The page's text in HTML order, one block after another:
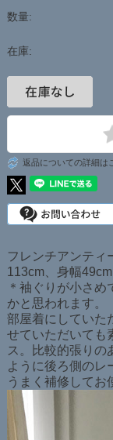
数量:
在庫:
返品についての詳細は
フレンチアンテ
113cm、身幅
＊袖ぐりが小さ
かと思われます。
部屋着にしていた
せていただいても
ス。比較的張りの
ように後ろ側のレ
うまく補修して